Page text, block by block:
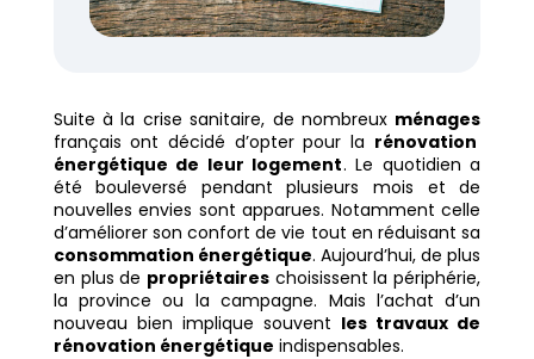
Suite à la crise sanitaire, de nombreux ménages
français ont décidé d’opter pour la rénovation
énergétique de leur logement. Le quotidien a
été bouleversé pendant plusieurs mois et de
nouvelles envies sont apparues. Notamment celle
d’améliorer son confort de vie tout en réduisant sa
consommation énergétique. Aujourd’hui, de plus
en plus de propriétaires choisissent la périphérie,
la province ou la campagne. Mais l’achat d’un
nouveau bien implique souvent les travaux de
rénovation énergétique indispensables.